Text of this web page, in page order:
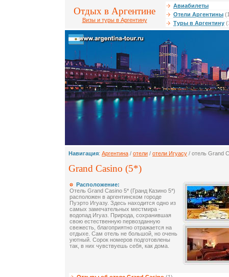
Отдых в Аргентине
Визы и туры в Аргентину
Авиабилеты
Отели Аргентины
Туры в Аргентину
Навигация: Аргентина / отели / отели Игуасу / отель Grand
Grand Casino (5*)
Расположение:
Отель Grand Casino 5* (Гранд Казино 5*)
расположен в аргентинском городе
Пуэрто Игуазу. Здесь находится одно из
самых замечательных местмира -
водопад Игуаз. Природа, сохранившая
свою естественную первозданную
свежесть, благоприятно отражается на
отдыхе. Сам отель не большой, но очень
уютный. Сорок номеров подготовлены
так, в них чувствуешь себя, как дома.